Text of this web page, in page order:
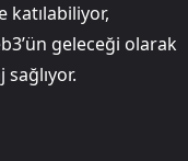
katılabiliyor,
geleceği olarak